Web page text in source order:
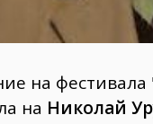
на
на Николай